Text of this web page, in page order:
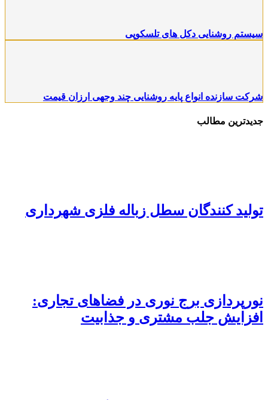
سیستم روشنایی دکل های تلسکوپی
شرکت سازنده انواع پایه روشنایی چند وجهی ارزان قیمت
جدیدترین مطالب
تولید کنندگان سطل زباله فلزی شهرداری
نورپردازی برج نوری در فضاهای تجاری:
افزایش جلب مشتری و جذابیت